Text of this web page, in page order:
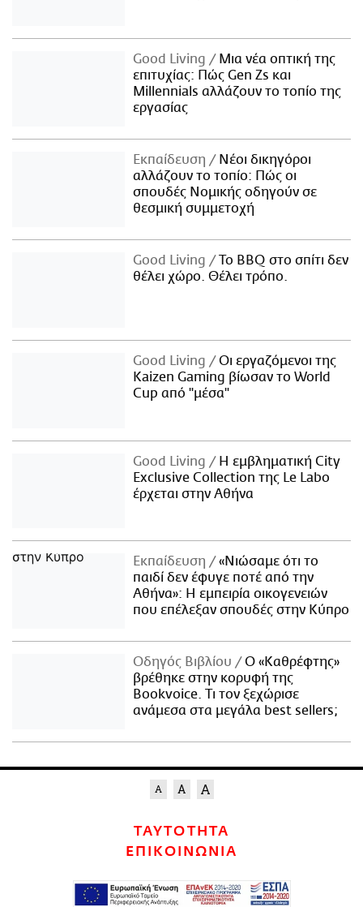
Good Living
Μια νέα οπτική της
επιτυχίας: Πώς Gen Zs και
Millennials αλλάζουν το τοπίο της
εργασίας
Εκπαίδευση
Νέοι δικηγόροι
αλλάζουν το τοπίο: Πώς οι
σπουδές Νομικής οδηγούν σε
θεσμική συμμετοχή
Good Living
Το BBQ στο σπίτι δεν
θέλει χώρο. Θέλει τρόπο.
Good Living
Οι εργαζόμενοι της
Kaizen Gaming βίωσαν το World
Cup από "μέσα"
Good Living
Η εμβληματική City
Exclusive Collection της Le Labo
έρχεται στην Αθήνα
Εκπαίδευση
«Νιώσαμε ότι το
παιδί δεν έφυγε ποτέ από την
Αθήνα»: Η εμπειρία οικογενειών
που επέλεξαν σπουδές στην Κύπρο
Οδηγός Βιβλίου
Ο «Καθρέφτης»
βρέθηκε στην κορυφή της
Bookvoice. Τι τον ξεχώρισε
ανάμεσα στα μεγάλα best sellers;
ΤΑΥΤΟΤΗΤΑ
ΕΠΙΚΟΙΝΩΝΙΑ